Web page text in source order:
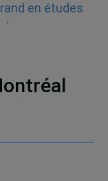
en études